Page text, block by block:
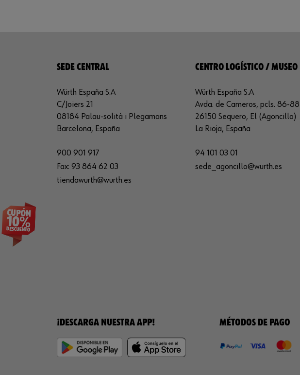
SEDE CENTRAL
Würth España S.A
C/Joiers 21
08184 Palau-solità i Plegamans
Barcelona, España
900 901 917
Fax: 93 864 62 03
tiendawurth@wurth.es
CENTRO LOGÍSTICO / MUSEO
Würth España S.A
Avda. de Cameros, pcls. 86-88
26150 Sequero, El (Agoncillo)
La Rioja, España
94 101 03 01
sede_agoncillo@wurth.es
¡DESCARGA NUESTRA APP! MÉTODOS DE PAGO